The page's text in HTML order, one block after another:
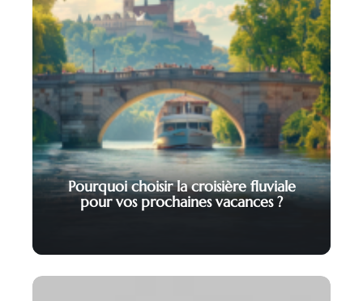
Pourquoi choisir la croisière fluviale
pour vos prochaines vacances ?